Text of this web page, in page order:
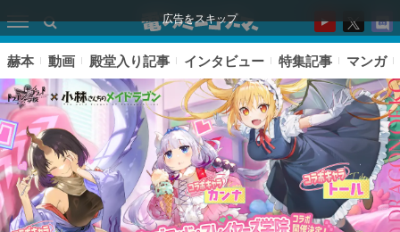
広告をスキップ
赫本 動画 殿堂入り記事 インタビュー 特集記事 マンガ